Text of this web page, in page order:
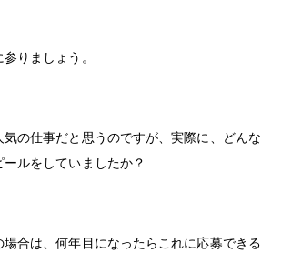
りましょう。
の仕事だと思うのですが、実際に、どんな
ルをしていましたか？
場合は、何年目になったらこれに応募できる